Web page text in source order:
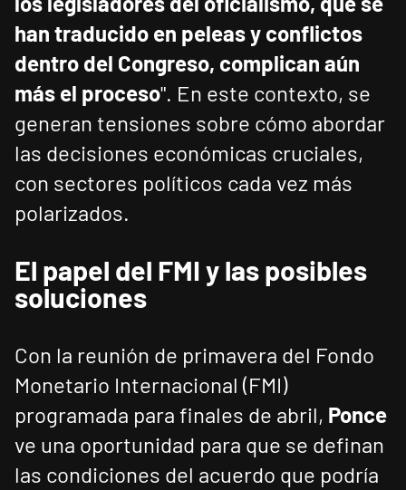
han traducido en peleas y conflictos
dentro del Congreso, complican aún
más el proceso". En este contexto, se
generan tensiones sobre cómo abordar
las decisiones económicas cruciales,
con sectores políticos cada vez más
polarizados.
El papel del FMI y las posibles
soluciones
Con la reunión de primavera del Fondo
Monetario Internacional (FMI)
programada para finales de abril, Ponce
ve una oportunidad para que se definan
las condiciones del acuerdo que podría